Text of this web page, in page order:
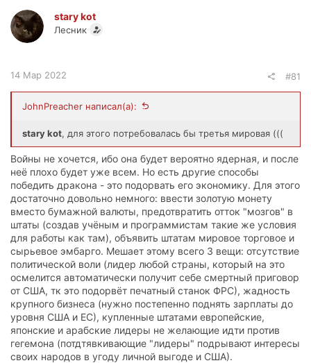
stary kot
Лесник
14 Мар 2022 #81
JohnPreacher написал(а):
stary kot, для этого потребовалась бы третья мировая (((
Войны не хочется, ибо она будет вероятно ядерная, и после
неё плохо будет уже всем. Но есть другие способы
победить дракона - это подорвать его экономику. Для этого
достаточно довольно немного: ввести золотую монету
вместо бумажной валюты, предотвратить отток "мозгов" в
штаты (создав учёным и программистам такие же условия
для работы как там), объявить штатам мировое торговое и
сырьевое эмбарго. Мешает этому всего 3 вещи: отсутствие
политической воли (лидер любой страны, который на это
осмелится автоматически получит себе смертный приговор
от США, тк это подорвёт печатный станок ФРС), жадность
крупного бизнеса (нужно постепенно поднять зарплаты до
уровня США и ЕС), купленные штатами европейские,
японские и арабские лидеры не желающие идти против
гегемона (потдтявкивающие "лидеры" подрывают интересы
своих народов в угоду личной выгоде и США).